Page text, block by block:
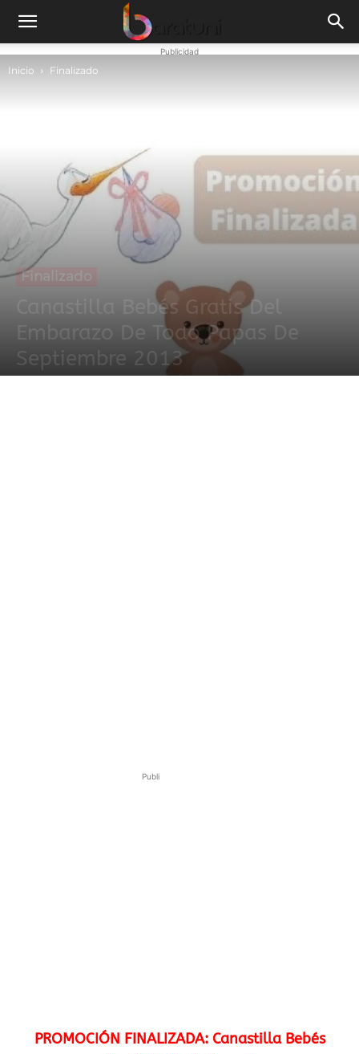
Publicidad
Inicio Finalizado
Finalizado
Canastilla Bebés Gratis Del
Embarazo De Todo Papas De
Septiembre 2013
Publi
PROMOCIÓN FINALIZADA: Canastilla Bebés